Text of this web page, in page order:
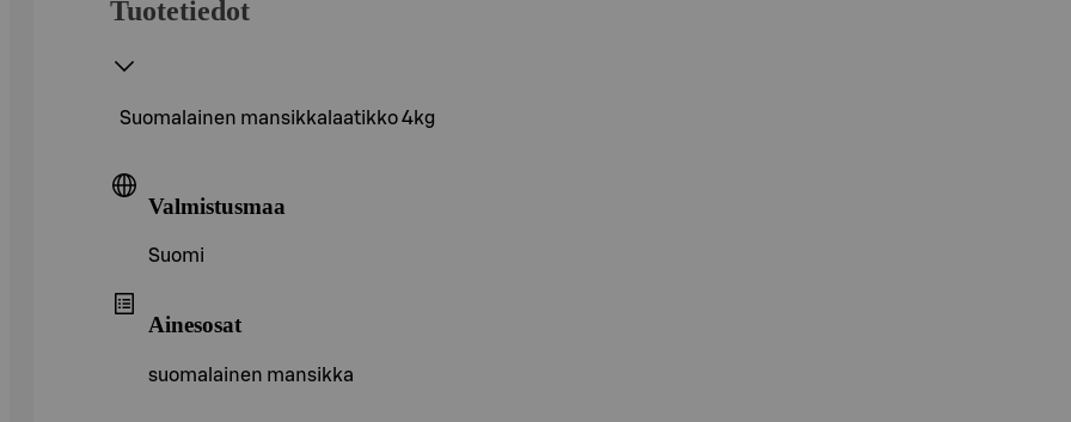
Tuotetiedot
Suomalainen mansikkalaatikko 4kg
Valmistusmaa
Suomi
Ainesosat
suomalainen mansikka